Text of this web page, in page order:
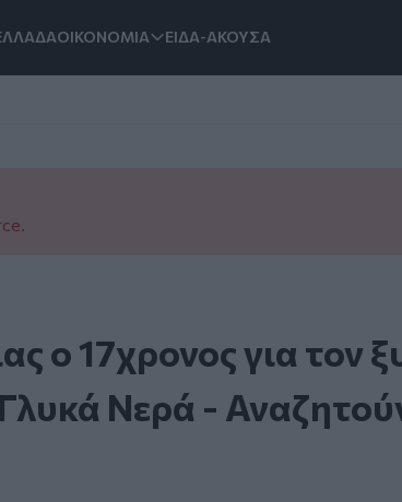
ΟΙΚΟΝΟΜΙΑ ΕΙΔΑ-ΑΚΟΥΣΑ
ο 17χρονος για τον
Νερά -